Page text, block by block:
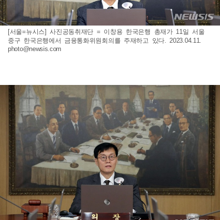
[서울=뉴시스] 사진공동취재단 = 이창용 한국은행 총재가 11일 서울
중구 한국은행에서 금융통화위원회의를 주재하고 있다. 2023.04.11.
photo@newsis.com